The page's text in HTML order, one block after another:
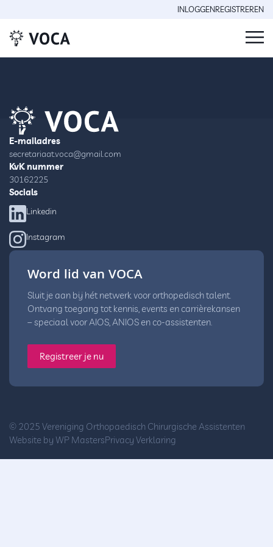
INLOGGENREGISTREREN
E-mailadres
secretariaat.voca@gmail.com
KvK nummer
30162225
Socials
Linkedin
Instagram
Word lid van VOCA
Sluit je aan bij hét netwerk voor orthopedisch talent.
Ontvang toegang tot kennis, events en carrièrekansen
– speciaal voor AIOS, ANIOS en co-assistenten.
Registreer je nu
© 2025 Vereniging Orthopaedisch Chirurgische Assistenten
Website by WP MastersPrivacy Verklaring